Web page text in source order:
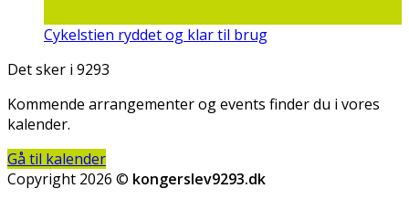
Cykelstien ryddet og klar til brug
Det sker i 9293
Kommende arrangementer og events finder du i vores
kalender.
Gå til kalender
Copyright 2026 © kongerslev9293.dk